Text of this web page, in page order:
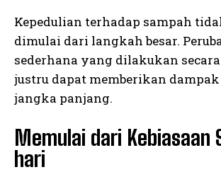
Kepedulian terhadap sampah
dimulai dari langkah besar.
sederhana yang dilakukan
justru dapat memberikan
jangka panjang.
Memulai dari Kebiasaan
hari